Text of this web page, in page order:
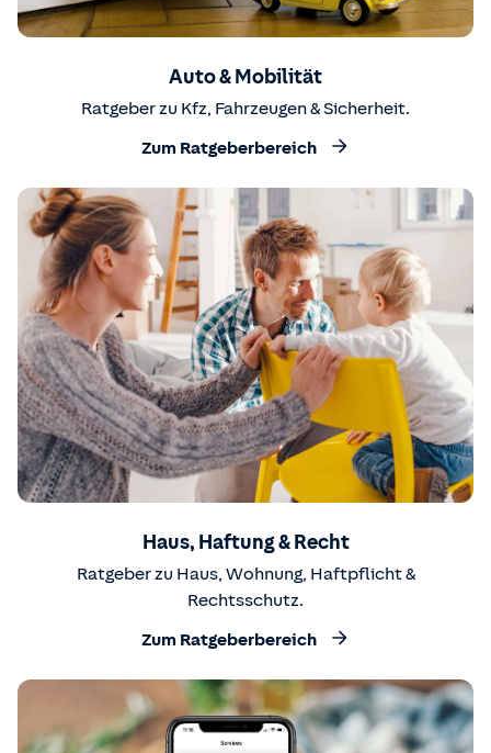
Auto & Mobilität
Ratgeber zu Kfz, Fahrzeugen & Sicherheit.
Zum Ratgeberbereich
Haus, Haftung & Recht
Ratgeber zu Haus, Wohnung, Haftpflicht &
Rechtsschutz.
Zum Ratgeberbereich